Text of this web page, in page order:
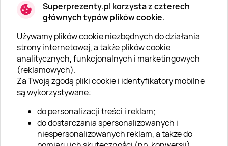
Superprezenty.pl korzysta z czterech
głównych typów plików cookie.
Używamy plików cookie niezbędnych do działania
strony internetowej, a także plików cookie
analitycznych, funkcjonalnych i marketingowych
(reklamowych).
Za Twoją zgodą pliki cookie i identyfikatory mobilne
są wykorzystywane:
do personalizacji treści i reklam;
do dostarczania spersonalizowanych i
niespersonalizowanych reklam, a także do
O SUPERPREZENTY
O Super Prezentach
Kariera